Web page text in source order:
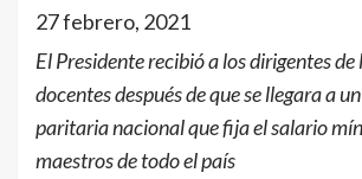
27 febrero, 2021
El Presidente recibió a los dirigentes
docentes después de que se llegara a
paritaria nacional que fija el salario
maestros de todo el país